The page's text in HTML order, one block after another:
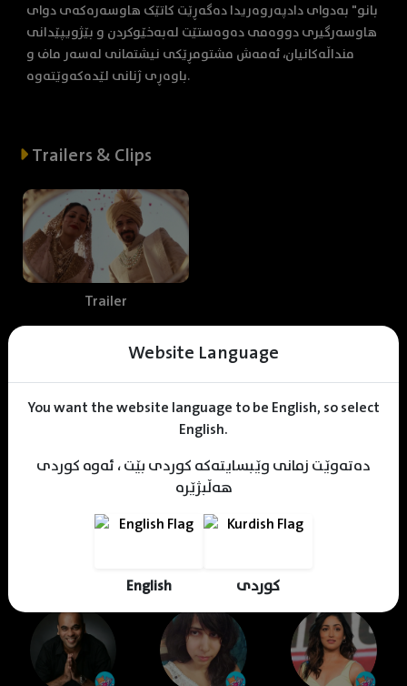
Website Language
You want the website language to be English, so select
English.
دەتەوێت زمانی وێبسایتەکە کوردی بێت ، ئەوە کوردی
هەڵبژێرە
English کوردی
بانو" بەدوای دادپەروەریدا دەگەڕێت کاتێک هاوسەرەکەی دوای
هاوسەرگیری دووەمی دەوەستێت لەبەخێوکردن و بێژویپێدانی
منداڵەکانیان، ئەمەش مشتومڕێکی نیشتمانی لەسەر ماف و
باوەڕی ژنانی لێدەکەوێتەوە.
Trailers & Clips
Trailer
Designer
Cast & Crew